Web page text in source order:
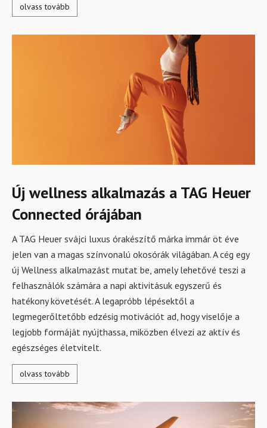
olvass tovább
Új wellness alkalmazás a TAG Heuer
Connected órájában
A TAG Heuer svájci luxus órakészítő márka immár öt éve
jelen van a magas színvonalú okosórák világában. A cég egy
új Wellness alkalmazást mutat be, amely lehetővé teszi a
felhasználók számára a napi aktivitásuk egyszerű és
hatékony követését. A legapróbb lépésektől a
legmegerőltetőbb edzésig motivációt ad, hogy viselője a
legjobb formáját nyújthassa, miközben élvezi az aktív és
egészséges életvitelt.
olvass tovább